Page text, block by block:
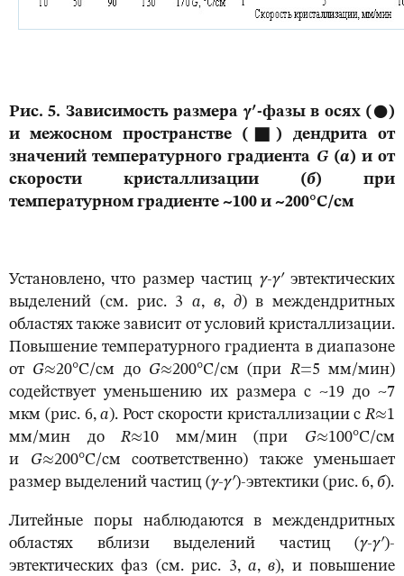
Рис. 5. Зависимость размера γ′-фазы в осях (●)
и межосном пространстве (■) дендрита от
значений температурного градиента G(а) и от
скорости кристаллизации (б) при
температурном градиенте ~100 и ~200°С/см
Установлено, что размер частиц γ-γ′эвтектических
выделений (см. рис. 3 а, в, д) в междендритных
областях также зависит от условий кристаллизации.
Повышение температурного градиента в диапазоне
от G≈20°С/см до G≈200°С/см (при R=5 мм/мин)
содействует уменьшению их размера с ~19 до ~7
мкм (рис. 6,а). Рост скорости кристаллизации с R≈1
мм/мин доR≈10 мм/мин (при G≈100°С/см
и G≈200°С/см соответственно) также уменьшает
размер выделений частиц (γ-γ′)-эвтектики (рис. 6, б).
Литейные поры наблюдаются в междендритных
областях вблизи выделений частиц (γ-γ′)-
эвтектических фаз (см. рис. 3, а,в), и повышение